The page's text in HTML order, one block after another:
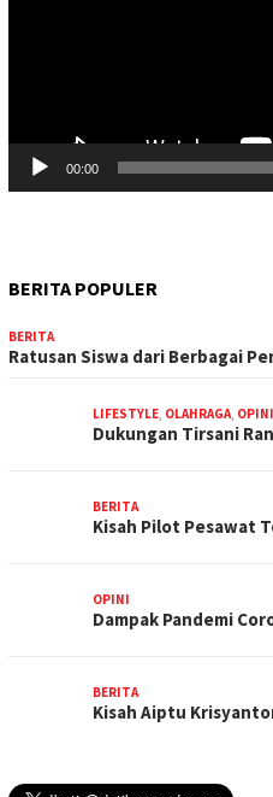
00:00
BERITA POPULER
BERITA
Ratusan Siswa dari Berbagai
LIFESTYLE, OLAHRAGA, OPINI
Dukungan Tirsani
BERITA
Kisah Pilot Pesawat
OPINI
Dampak Pandemi
BERITA
Kisah Aiptu